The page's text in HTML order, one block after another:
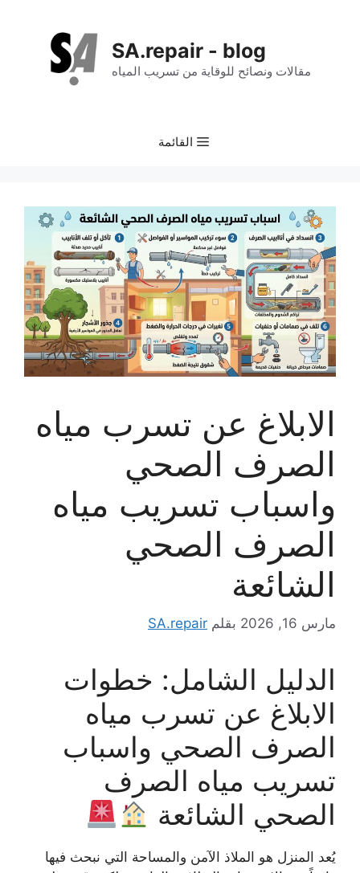
SA.repair - blog
مقالات ونصائح للوقاية من تسريب المياه
القائمة
الابلاغ عن تسرب مياه
الصرف الصحي
واسباب تسريب مياه
الصرف الصحي
الشائعة
مارس 16, 2026 بقلم SA.repair
الدليل الشامل: خطوات
الابلاغ عن تسرب مياه
الصرف الصحي واسباب
تسريب مياه الصرف
الصحي الشائعة
يُعد المنزل هو الملاذ الآمن والمساحة التي نبحث فيها